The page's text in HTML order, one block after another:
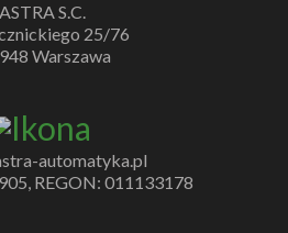
ASTRA S.C.
25/76
Warszawa
automatyka.pl
REGON: 011133178